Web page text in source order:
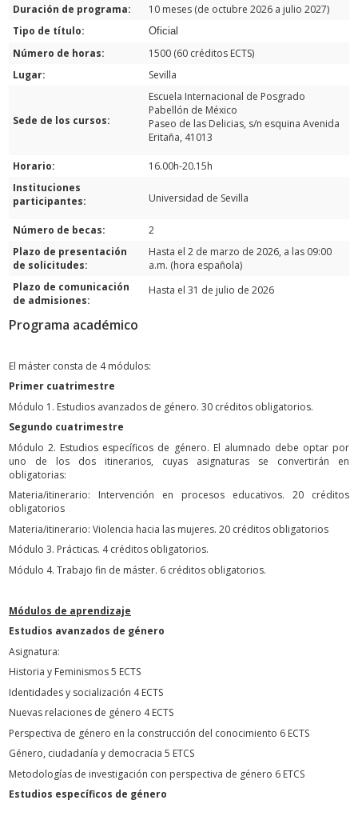
Duración de programa:
10 meses (de octubre 2026 a julio 2027)
Tipo de título:
Oficial
Número de horas:
1500 (60 créditos ECTS)
Lugar:
Sevilla
Sede de los cursos:
Escuela Internacional de Posgrado
Pabellón de México
Paseo de las Delicias, s/n esquina Avenida
Eritaña, 41013
Horario:
16.00h-20.15h
Instituciones
participantes:
Universidad de Sevilla
Número de becas:
2
Plazo de presentación
de solicitudes:
Hasta el 2 de marzo de 2026, a las 09:00
a.m. (hora española)
Plazo de comunicación
de admisiones:
Hasta el 31 de julio de 2026
Programa académico
El máster consta de 4 módulos:
Primer cuatrimestre
Módulo 1. Estudios avanzados de género. 30 créditos obligatorios.
Segundo cuatrimestre
Módulo 2. Estudios específicos de género. El alumnado debe optar por
uno de los dos itinerarios, cuyas asignaturas se convertirán en
obligatorias:
Materia/itinerario: Intervención en procesos educativos. 20 créditos
obligatorios
Materia/itinerario: Violencia hacia las mujeres. 20 créditos obligatorios
Módulo 3. Prácticas. 4 créditos obligatorios.
Módulo 4. Trabajo fin de máster. 6 créditos obligatorios.
Módulos de aprendizaje
Estudios avanzados de género
Asignatura:
Historia y Feminismos 5 ECTS
Identidades y socialización 4 ECTS
Nuevas relaciones de género 4 ECTS
Perspectiva de género en la construcción del conocimiento 6 ECTS
Género, ciudadanía y democracia 5 ETCS
Metodologías de investigación con perspectiva de género 6 ETCS
Estudios específicos de género